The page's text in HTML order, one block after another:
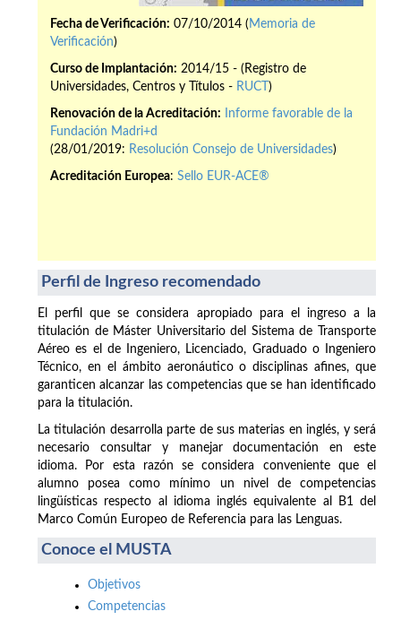
Fecha de Verificación: 07/10/2014 ( Memoria de
Verificación)
Curso de Implantación: 2014/15 - (Registro de
Universidades, Centros y Títulos - RUCT )
Renovación de la Acreditación:
Informe favorable de la
Fundación Madri+d
(28/01/2019: Resolución Consejo de Universidades)
Acreditación Europea: Sello EUR-ACE®
Perfil de Ingreso recomendado
El perfil que se considera apropiado para el ingreso a la
titulación de Máster Universitario del Sistema de Transporte
Aéreo es el de Ingeniero, Licenciado, Graduado o Ingeniero
Técnico, en el ámbito aeronáutico o disciplinas afines, que
garanticen alcanzar las competencias que se han identificado
para la titulación.
La titulación desarrolla parte de sus materias en inglés, y será
necesario consultar y manejar documentación en este
idioma. Por esta razón se considera conveniente que el
alumno posea como mínimo un nivel de competencias
lingüísticas respecto al idioma inglés equivalente al B1 del
Marco Común Europeo de Referencia para las Lenguas.
Conoce el MUSTA
Objetivos
Competencias